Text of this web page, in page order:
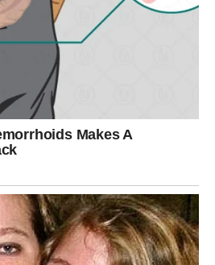
neočekivan povratak bivše
da je ta priča završena
planove
emocija i iznenađenja.